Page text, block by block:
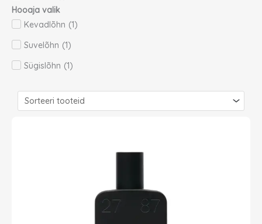
Hooaja valik
Kevadlõhn (1)
Suvelõhn (1)
Sügislõhn (1)